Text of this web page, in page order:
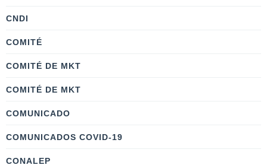
CNDI
COMITÉ
COMITÉ DE MKT
COMITÉ DE MKT
COMUNICADO
COMUNICADOS COVID-19
CONALEP